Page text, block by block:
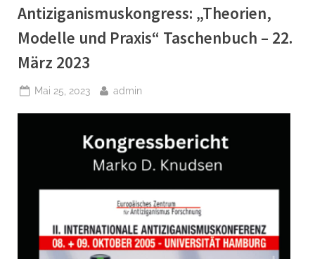
März”
Antiziganismuskongress: „Theorien,
Modelle und Praxis“ Taschenbuch – 22.
März 2023
Posted
Mai 25, 2023 By
admin